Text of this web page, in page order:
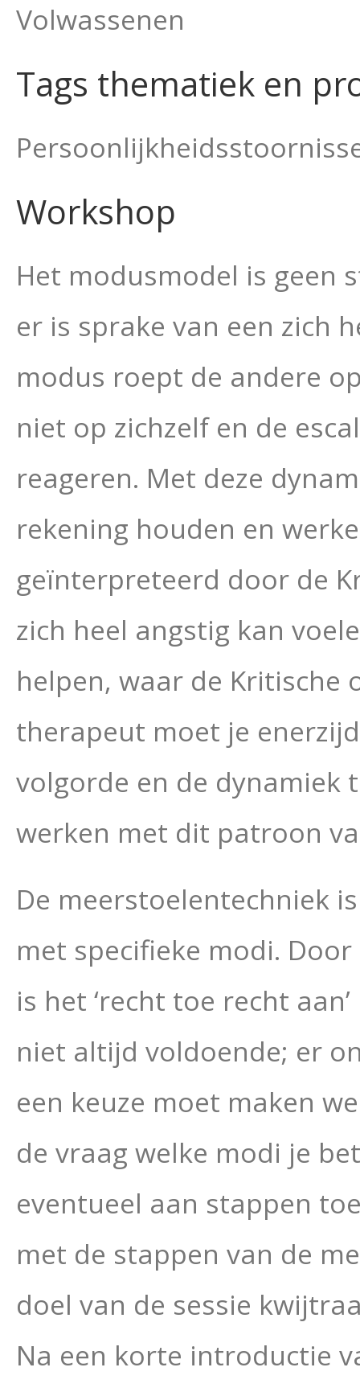
Volwassenen
Tags thematiek en
Workshop
Het modusmodel is geen
er is sprake van een zich
modus roept de andere
niet op zichzelf en de
reageren. Met deze
rekening houden en
geïnterpreteerd door de
zich heel angstig kan
helpen, waar de Kritische
therapeut moet je
volgorde en de dynamiek
werken met dit patroon
De meerstoelentechniek
met specifieke modi.
is het ‘recht toe recht
niet altijd voldoende; er
een keuze moet maken
de vraag welke modi je
eventueel aan stappen
met de stappen van de
doel van de sessie
Na een korte introductie